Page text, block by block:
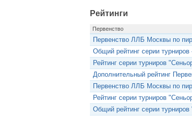
Рейтинги
Первенство
Первенство ЛЛБ Москвы по
Общий рейтинг серии
Рейтинг серии турниров
Дополнительный рейтинг
Первенство ЛЛБ Москвы по
Рейтинг серии турниров
Общий рейтинг серии